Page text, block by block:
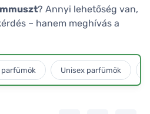
? Annyi lehetőség van,
– hanem meghívás a
parfümök Unisex parfümök